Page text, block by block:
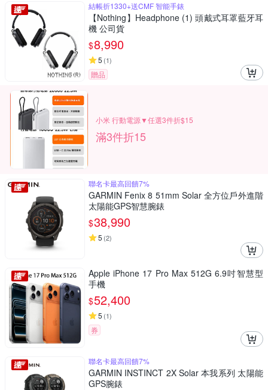
結帳折1330+送CMF 智能手錶
【Nothing】Headphone (1) 頭戴式耳罩藍牙耳
機 公司貨
$8,990
5 (1)
贈品
小米 行動電源▼任選3件折$15
滿3件折15
聯名卡最高回饋7%
GARMIN Fenix 8 51mm Solar 全方位戶外進階
太陽能GPS智慧腕錶
$38,990
5 (2)
Apple iPhone 17 Pro Max 512G 6.9吋智慧型
手機
$52,400
5 (1)
券
聯名卡最高回饋7%
GARMIN INSTINCT 2X Solar 本我系列 太陽能
GPS腕錶